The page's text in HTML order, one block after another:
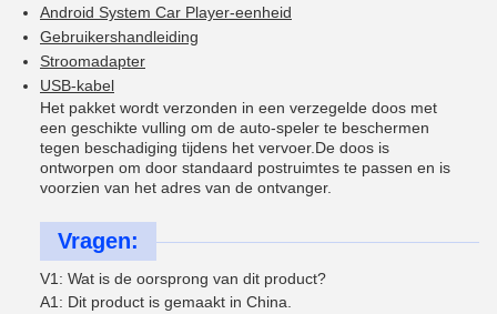
Android System Car Player-eenheid
Gebruikershandleiding
Stroomadapter
USB-kabel
Het pakket wordt verzonden in een verzegelde doos met
een geschikte vulling om de auto-speler te beschermen
tegen beschadiging tijdens het vervoer.De doos is
ontworpen om door standaard postruimtes te passen en is
voorzien van het adres van de ontvanger.
Vragen:
V1: Wat is de oorsprong van dit product?
A1: Dit product is gemaakt in China.